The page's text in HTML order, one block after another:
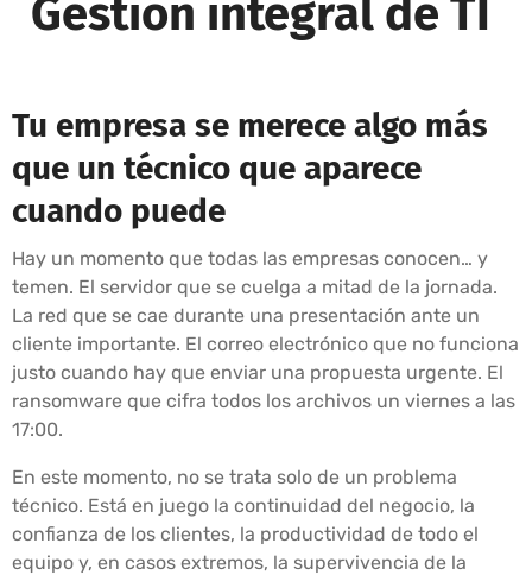
Gestión integral de TI
Tu empresa se merece algo más
que un técnico que aparece
cuando puede
Hay un momento que todas las empresas conocen… y
temen. El servidor que se cuelga a mitad de la jornada.
La red que se cae durante una presentación ante un
cliente importante. El correo electrónico que no funciona
justo cuando hay que enviar una propuesta urgente. El
ransomware que cifra todos los archivos un viernes a las
17:00.
En este momento, no se trata solo de un problema
técnico. Está en juego la continuidad del negocio, la
confianza de los clientes, la productividad de todo el
equipo y, en casos extremos, la supervivencia de la